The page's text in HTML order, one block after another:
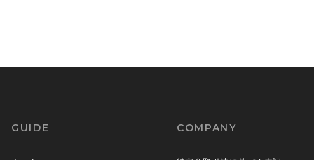
GUIDE COMPANY